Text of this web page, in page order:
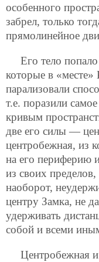
особенного
забрел, только
прямолинейное
Его тело
которые в
парализовали
т.е. поразили
кривым
две его силы —
центробежная, из
на его периферию
из своих пределов,
наоборот,
центру Замка, не
удерживать
собой и всеми
Центробежная